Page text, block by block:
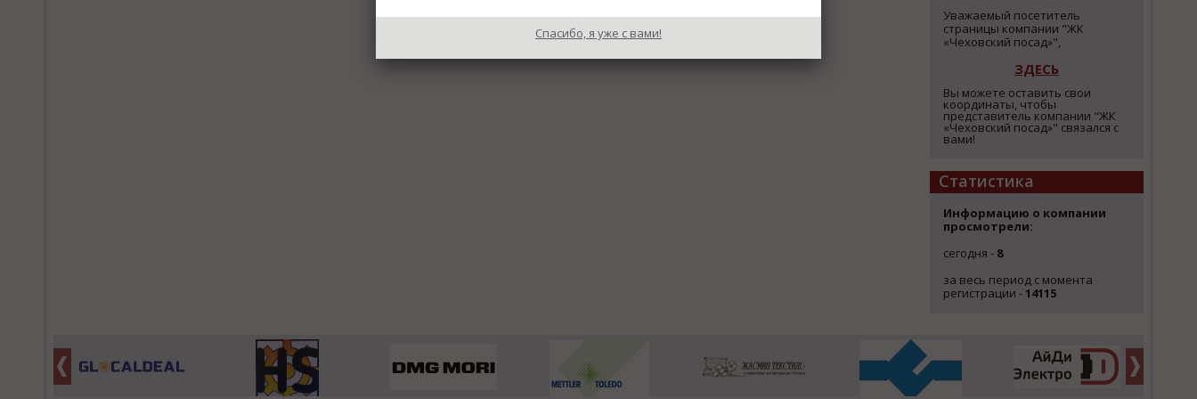
Уважаемый посетитель
страницы компании "ЖК
«Чеховский посад»",
ЗДЕСЬ
Вы можете оставить свои
координаты, чтобы
представитель компании "ЖК
«Чеховский посад»" связался с
вами!
Статистика
Информацию о компании
просмотрели:
сегодня - 8
за весь период с момента
регистрации -14115
Спасибо, я уже с вами!